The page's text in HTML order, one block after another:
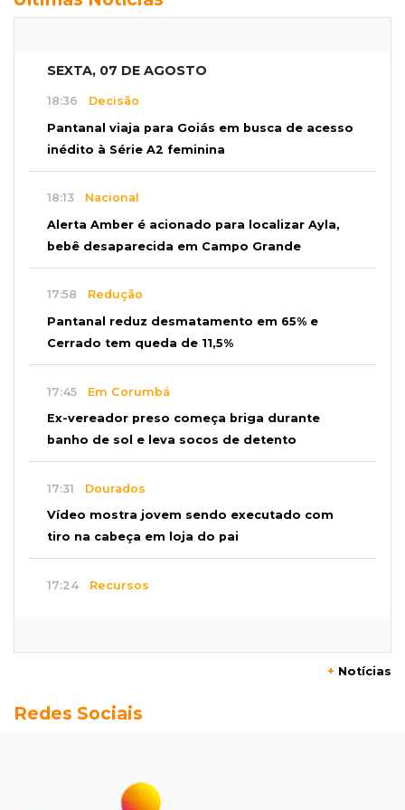
SEXTA, 07 DE AGOSTO
18:36 Decisão
Pantanal viaja para Goiás em busca de acesso
inédito à Série A2 feminina
18:13 Nacional
Alerta Amber é acionado para localizar Ayla,
bebê desaparecida em Campo Grande
17:58 Redução
Pantanal reduz desmatamento em 65% e
Cerrado tem queda de 11,5%
17:45 Em Corumbá
Ex-vereador preso começa briga durante
banho de sol e leva socos de detento
17:31 Dourados
Vídeo mostra jovem sendo executado com
tiro na cabeça em loja do pai
17:24 Recursos
Pai de bebê desaparecida vai à polícia e nega
"Meu irmão não volta mais"
Família pede justiça por eletricista morto por
+ Notícias
Redes Sociais